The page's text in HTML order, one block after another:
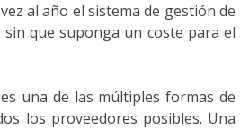
al año el sistema de gestión de
que suponga un coste para el
una de las múltiples formas de
los proveedores posibles. Una